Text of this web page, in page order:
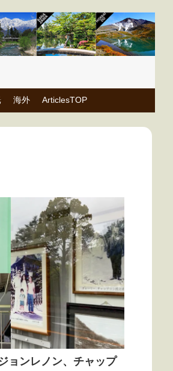
海外 ArticlesTOP
ョンレノン、チャップ